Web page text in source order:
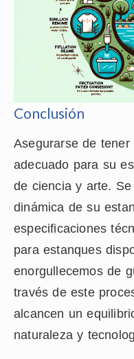
Conclusión
Asegurarse de
adecuado para su
de ciencia y arte.
dinámica de su
especificaciones
para estanques
enorgullecemos de
través de este
alcancen un
naturaleza y